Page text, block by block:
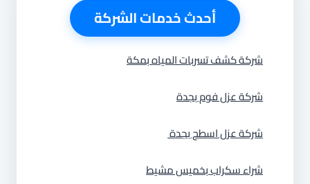
أحدث خدمات الشركة
شركة كشف تسربات المياه بمكة
شركة عزل فوم بجدة
شركة عزل اسطح بجدة
شراء سكراب بخميس مشيط